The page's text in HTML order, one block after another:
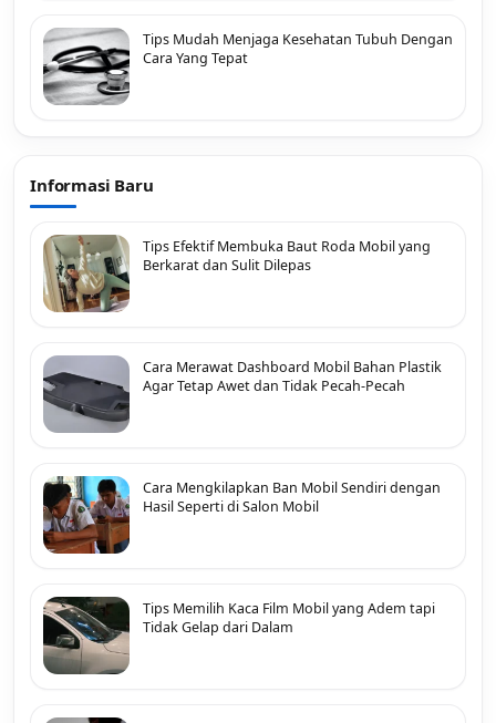
Tips Mudah Menjaga Kesehatan Tubuh Dengan
Cara Yang Tepat
Informasi Baru
Tips Efektif Membuka Baut Roda Mobil yang
Berkarat dan Sulit Dilepas
Cara Merawat Dashboard Mobil Bahan Plastik
Agar Tetap Awet dan Tidak Pecah-Pecah
Cara Mengkilapkan Ban Mobil Sendiri dengan
Hasil Seperti di Salon Mobil
Tips Memilih Kaca Film Mobil yang Adem tapi
Tidak Gelap dari Dalam